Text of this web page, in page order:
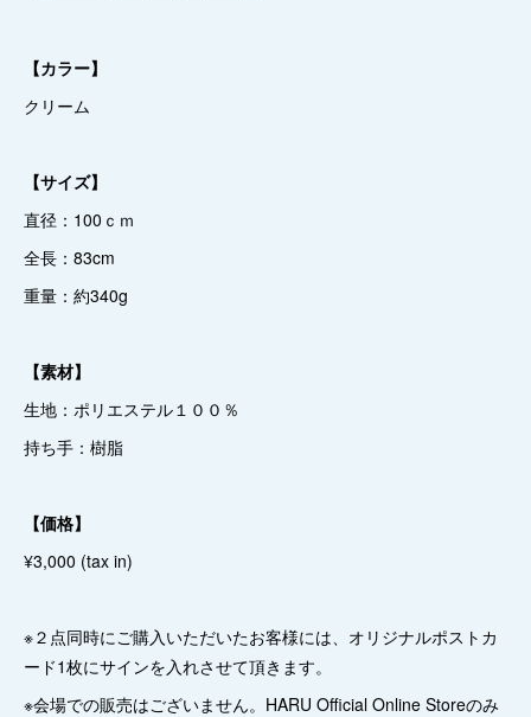
【カラー】
クリーム
【サイズ】
直径：100ｃｍ
全長：83cm
重量：約340g
【素材】
生地：ポリエステル１００％
持ち手：樹脂
【価格】
¥3,000 (tax in)
※２点同時にご購入いただいたお客様には、オリジナルポストカ
ード1枚にサインを入れさせて頂きます。
※会場での販売はございません。HARU Official Online Storeのみ